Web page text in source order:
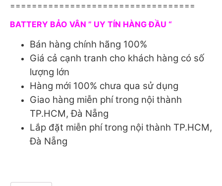
==================================
BATTERY BẢO VÂN ” UY TÍN HÀNG ĐẦU “
Bán hàng chính hãng 100%
Giá cả cạnh tranh cho khách hàng có số
lượng lớn
Hàng mới 100% chưa qua sử dụng
Giao hàng miễn phí trong nội thành
TP.HCM, Đà Nẵng
Lắp đặt miễn phí trong nội thành TP.HCM,
Đà Nẵng